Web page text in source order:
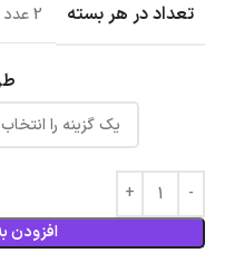
تعداد در هر بسته 2 عدد
افزودن